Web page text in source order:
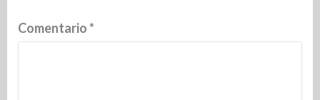
Comentario*